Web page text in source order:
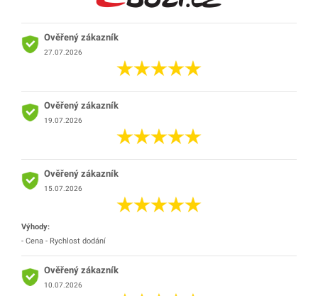
Ověřený zákazník
27.07.2026
Ověřený zákazník
19.07.2026
Ověřený zákazník
15.07.2026
Výhody:
- Cena - Rychlost dodání
Ověřený zákazník
10.07.2026